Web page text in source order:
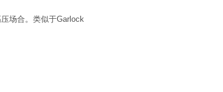
场合。类似于Garlock